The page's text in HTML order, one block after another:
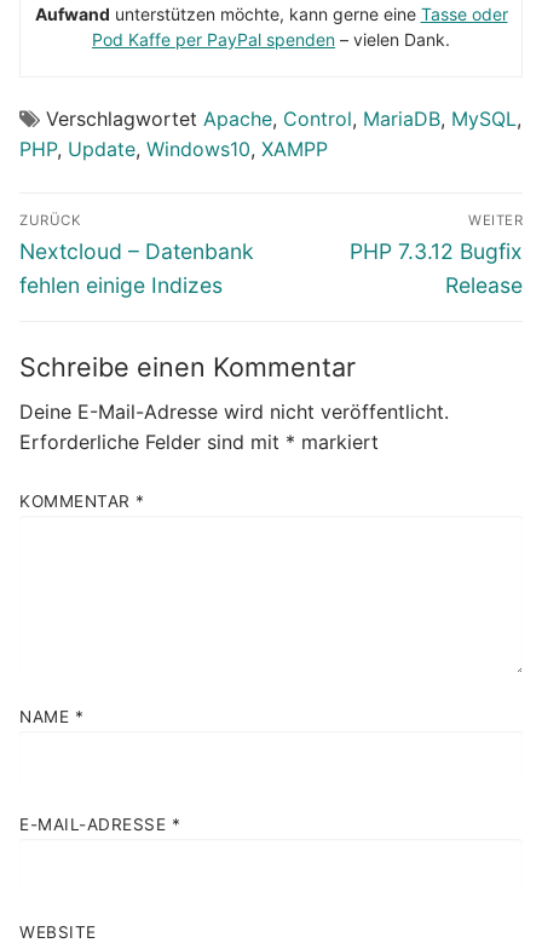
Aufwand unterstützen möchte, kann gerne eine Tasse oder
Pod Kaffe per PayPal spenden – vielen Dank.
Verschlagwortet Apache, Control, MariaDB, MySQL,
PHP, Update, Windows10, XAMPP
Beitragsnavigation
ZURÜCK
Vorheriger
Beitrag:
Nextcloud – Datenbank
fehlen einige Indizes
WEITER
Nächster
PHP 7.3.12 Bugfix
Release
Schreibe einen Kommentar
Deine E-Mail-Adresse wird nicht veröffentlicht.
Erforderliche Felder sind mit * markiert
KOMMENTAR *
NAME *
E-MAIL-ADRESSE *
WEBSITE